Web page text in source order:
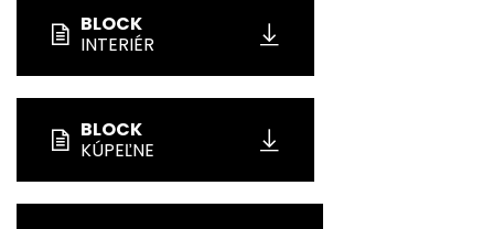
BLOCK
INTERIÉR
BLOCK
KÚPEĽNE